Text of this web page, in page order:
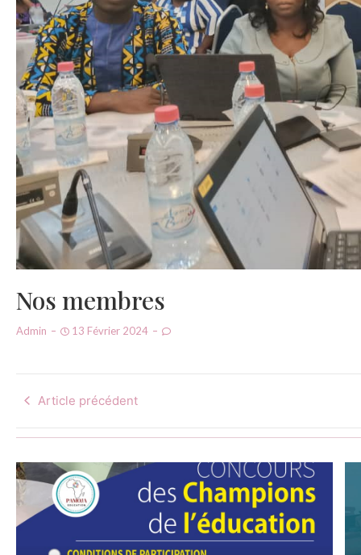
Nos membres
Admin 13 Février 2024
Article précédent